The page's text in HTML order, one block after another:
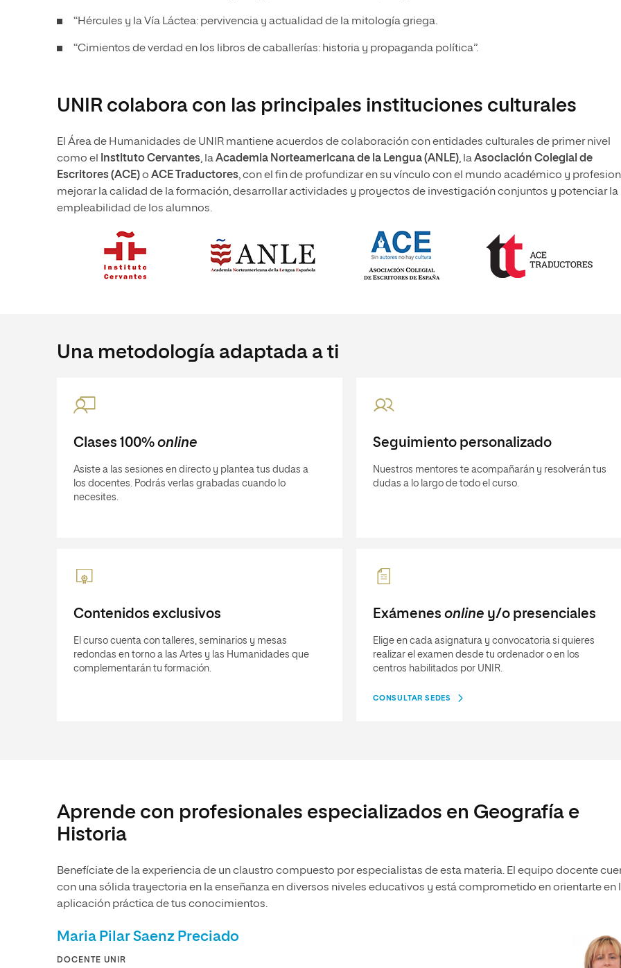
“Hércules y la Vía Láctea: pervivencia y actualidad de la mitología griega.
“Cimientos de verdad en los libros de caballerías: historia y propaganda política”.
UNIR colabora con las principales instituciones culturales
El Área de Humanidades de UNIR mantiene acuerdos de colaboración con entidades culturales de primer nivel
como el
Instituto Cervantes, laAcademia Norteamericana de la Lengua (ANLE), laAsociación Colegial de
Escritores (ACE)o ACE Traductores, con el fin de profundizar en su vínculo con el mundo académico y
mejorar la calidad de la formación, desarrollar actividades y proyectos de investigación conjuntos y potenciar la
empleabilidad de los alumnos.
Una metodología adaptada a ti
Clases 100% online
Asiste a las sesiones en directo y plantea tus dudas a
los docentes. Podrás verlas grabadas cuando lo
necesites.
Seguimiento personalizado
Nuestros mentores te acompañarán y resolverán tus
dudas a lo largo de todo el curso.
Contenidos exclusivos
El curso cuenta con talleres, seminarios y mesas
redondas en torno a las Artes y las Humanidades que
complementarán tu formación.
Exámenes online y/o presenciales
Elige en cada asignatura y convocatoria si quieres
realizar el examen desde tu ordenador o en los
centros habilitados por UNIR.
CONSULTAR SEDES
Aprende con profesionales especializados en Geografía e
Historia
Benefíciate de la experiencia de un claustro compuesto por especialistas de esta materia. El equipo docente
con una sólida trayectoria en la enseñanza en diversos niveles educativos y está comprometido en orientarte en
aplicación práctica de tus conocimientos.
Maria Pilar Saenz Preciado
DOCENTE UNIR